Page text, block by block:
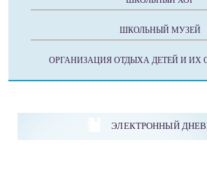
ШКОЛЬНЫЙ МУЗЕЙ
ОРГАНИЗАЦИЯ ОТДЫХА ДЕТЕЙ И ИХ
ЭЛЕКТРОННЫЙ